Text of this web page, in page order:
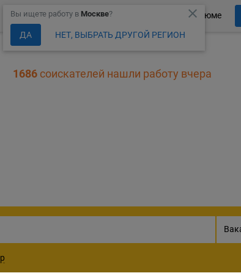
Более 150 000 компаний ждут Ваше резюме
close
Вы ищете работу в Москве?
ДА НЕТ, ВЫБРАТЬ ДРУГОЙ РЕГИОН
1686 соискателей нашли работу вчера